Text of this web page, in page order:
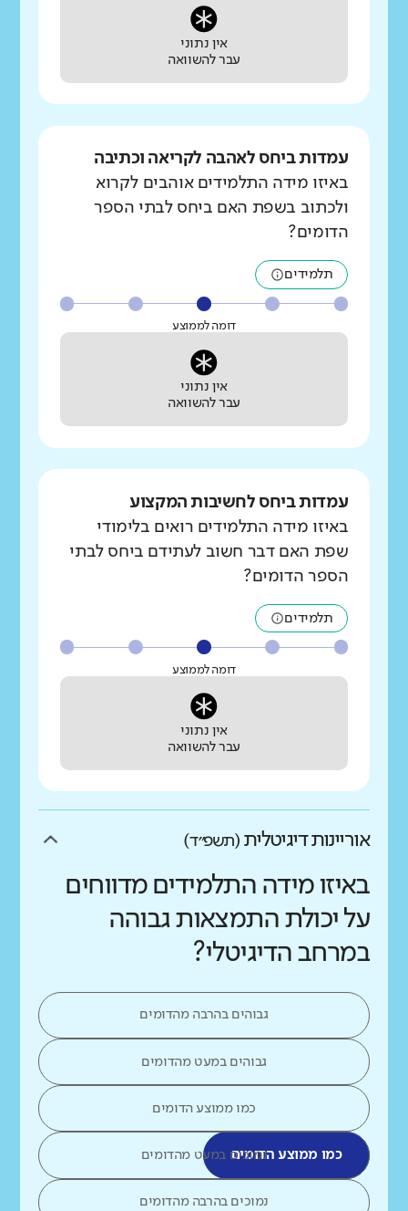
אין נתוני
עבר להשוואה
עמדות ביחס לאהבה לקריאה וכתיבה
באיזו מידה התלמידים אוהבים לקרוא
ולכתוב בשפת האם ביחס לבתי הספר
הדומים?
תלמידים
דומה לממוצע
אין נתוני
עבר להשוואה
עמדות ביחס לחשיבות המקצוע
באיזו מידה התלמידים רואים בלימודי
שפת האם דבר חשוב לעתידם ביחס לבתי
הספר הדומים?
תלמידים
דומה לממוצע
אין נתוני
עבר להשוואה
אוריינות דיגיטלית (תשפ״ד)
באיזו מידה התלמידים מדווחים
על יכולת התמצאות גבוהה
במרחב הדיגיטלי?
גבוהים בהרבה מהדומים
גבוהים במעט מהדומים
כמו ממוצע הדומים
כמו ממוצע הדומיםנמוכים במעט מהדומים
נמוכים בהרבה מהדומים